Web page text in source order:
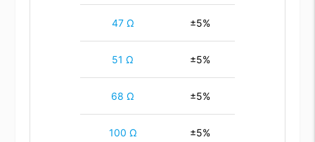
47 Ω ±5%
51 Ω ±5%
68 Ω ±5%
100 Ω ±5%